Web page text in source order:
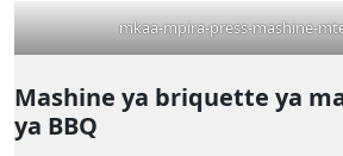
mkaa-mpira-press-mashine-
Mashine ya briquette ya
ya BBQ